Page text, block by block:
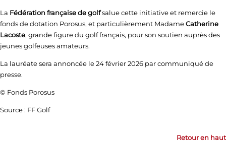
La Fédération française de golfsalue cette initiative et remercie le
fonds de dotation Porosus, et particulièrement MadameCatherine
Lacoste, grande figure du golf français, pour son soutien auprès des
jeunes golfeuses amateurs.
La lauréate sera annoncée le 24 février 2026 par communiqué de
presse.
© Fonds Porosus
Source : FF Golf
Retour en haut